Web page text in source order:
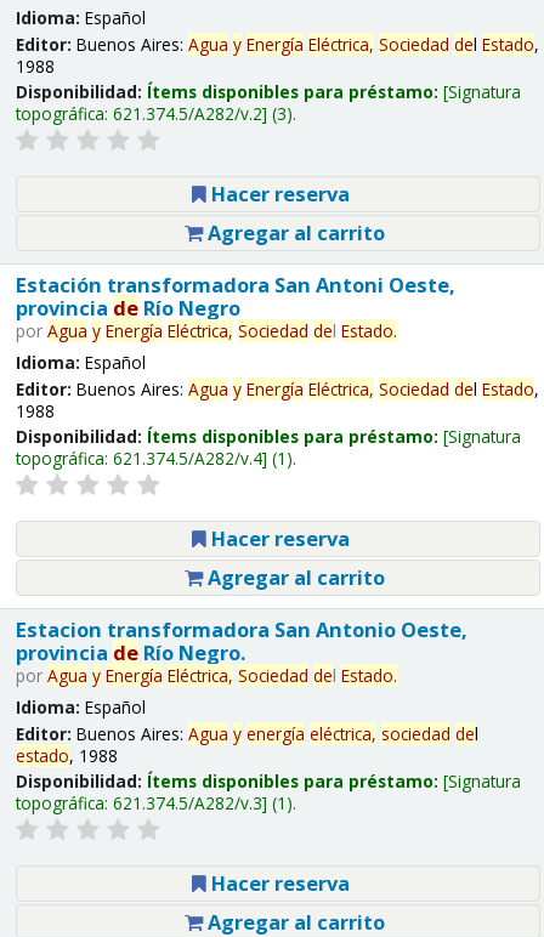
Idioma: Español
Editor: Buenos Aires: Agua y Energía Eléctrica, Sociedad del Estado,
1988
Disponibilidad: Ítems disponibles para préstamo: Signatura
topográfica: 621.374.5/A282/v.2 (3).
Hacer reserva
Agregar al carrito
Estación transformadora San Antoni Oeste,
provincia deRío Negro
por Agua y Energía Eléctrica, Sociedad del Estado.
Idioma: Español
Editor: Buenos Aires: Agua y Energía Eléctrica, Sociedad del Estado,
1988
Disponibilidad: Ítems disponibles para préstamo: Signatura
topográfica: 621.374.5/A282/v.4 (1).
Hacer reserva
Agregar al carrito
Estacion transformadora San Antonio Oeste,
provincia deRío Negro.
por Agua y Energía Eléctrica, Sociedad del Estado.
Idioma: Español
Editor: Buenos Aires: Agua y energía eléctrica, sociedad del
estado, 1988
Disponibilidad: Ítems disponibles para préstamo: Signatura
topográfica: 621.374.5/A282/v.3 (1).
Hacer reserva
Agregar al carrito